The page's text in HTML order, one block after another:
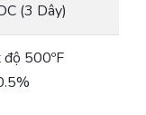
(3 Dây)
độ 500ºF